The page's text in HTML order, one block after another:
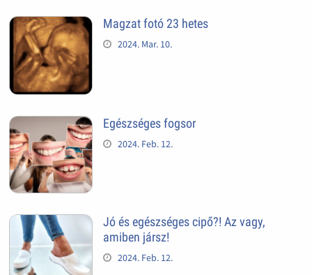
Magzat fotó 23 hetes
2024. Mar. 10.
Egészséges fogsor
2024. Feb. 12.
Jó és egészséges cipő?! Az vagy,
amiben jársz!
2024. Feb. 12.